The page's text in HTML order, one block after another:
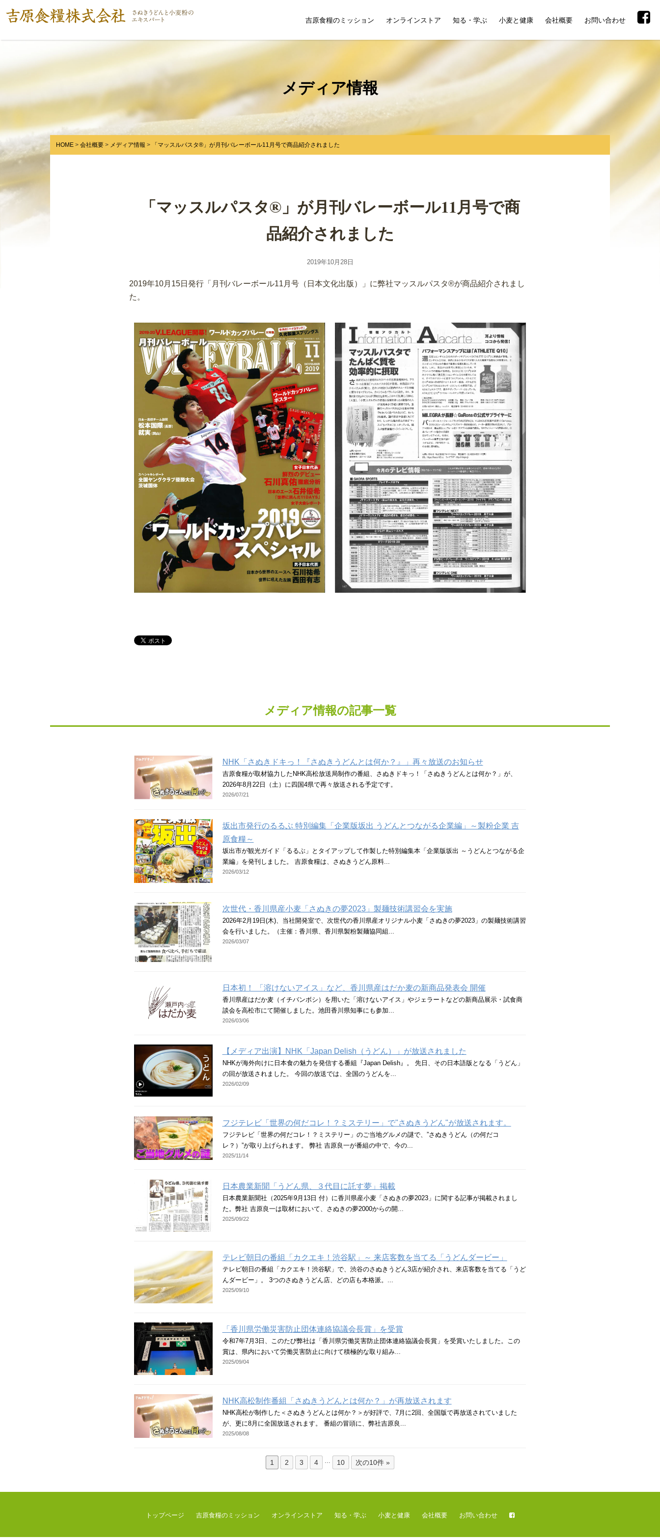
吉原食糧のミッション オンラインストア 知る・学ぶ 小麦と健康 会社概要 お問い合わせ
メディア情報
HOME 会社概要 メディア情報 「マッスルパスタ®」が月刊バレーボール11月号で商品紹介されました
「マッスルパスタ®」が月刊バレーボール11月号で商
品紹介されました
2019年10月28日
2019年10月15日発行「月刊バレーボール11月号（日本文化出版）」に弊社マッスルパスタ®が商品紹介されまし
た。
メディア情報の記事一覧
NHK「さぬきドキっ！『さぬきうどんとは何か？』」再々放送のお知らせ
吉原食糧が取材協力したNHK高松放送局制作の番組、さぬきドキっ！「さぬきうどんとは何か？」が、
2026年8月22日（土）に四国4県で再々放送される予定です。
2026/07/21
坂出市発行のるるぶ 特別編集「企業版坂出 うどんとつながる企業編」～製粉企業 吉
原食糧～
坂出市が観光ガイド「るるぶ」とタイアップして作製した特別編集本「企業版坂出 ～うどんとつながる企
業編」を発刊しました。 吉原食糧は、さぬきうどん原料...
2026/03/12
次世代・香川県産小麦「さぬきの夢2023」製麺技術講習会を実施
2026年2月19日(木)、当社開発室で、次世代の香川県産オリジナル小麦「さぬきの夢2023」の製麺技術講習
会を行いました。（主催：香川県、香川県製粉製麺協同組...
2026/03/07
日本初！ 「溶けないアイス」など、香川県産はだか麦の新商品発表会 開催
香川県産はだか麦（イチバンボシ）を用いた「溶けないアイス」やジェラートなどの新商品展示・試食商
談会を高松市にて開催しました。池田香川県知事にも参加...
2026/03/06
【メディア出演】NHK「Japan Delish（うどん）」が放送されました
NHKが海外向けに日本食の魅力を発信する番組『Japan Delish』。 先日、その日本語版となる「うどん」
の回が放送されました。 今回の放送では、全国のうどんを...
2026/02/09
フジテレビ「世界の何だコレ！？ミステリー」で"さぬきうどん"が放送されます。
フジテレビ「世界の何だコレ！？ミステリー」のご当地グルメの謎で、”さぬきうどん（の何だコ
レ？）”が取り上げられます。 弊社 吉原良一が番組の中で、今の...
2025/11/14
日本農業新聞「うどん県、３代目に託す夢」掲載
日本農業新聞社（2025年9月13日 付）に香川県産小麦「さぬきの夢2023」に関する記事が掲載されまし
た。弊社 吉原良一は取材において、さぬきの夢2000からの開...
2025/09/22
テレビ朝日の番組「カクエキ！渋谷駅」～ 来店客数を当てる「うどんダービー」
テレビ朝日の番組「カクエキ！渋谷駅」で、渋谷のさぬきうどん3店が紹介され、来店客数を当てる「うど
んダービー」。 3つのさぬきうどん店、どの店も本格派。...
2025/09/10
「香川県労働災害防止団体連絡協議会長賞」を受賞
令和7年7月3日、このたび弊社は「香川県労働災害防止団体連絡協議会長賞」を受賞いたしました。この
賞は、県内において労働災害防止に向けて積極的な取り組み...
2025/09/04
NHK高松制作番組「さぬきうどんとは何か？」が再放送されます
NHK高松が制作した＜さぬきうどんとは何か？＞が好評で、7月に2回、全国版で再放送されていました
が、更に8月に全国放送されます。 番組の冒頭に、弊社吉原良...
2025/08/08
1 2 3 4 ... 10 次の10件 »
トップページ 吉原食糧のミッション オンラインストア 知る・学ぶ 小麦と健康 会社概要 お問い合わせ